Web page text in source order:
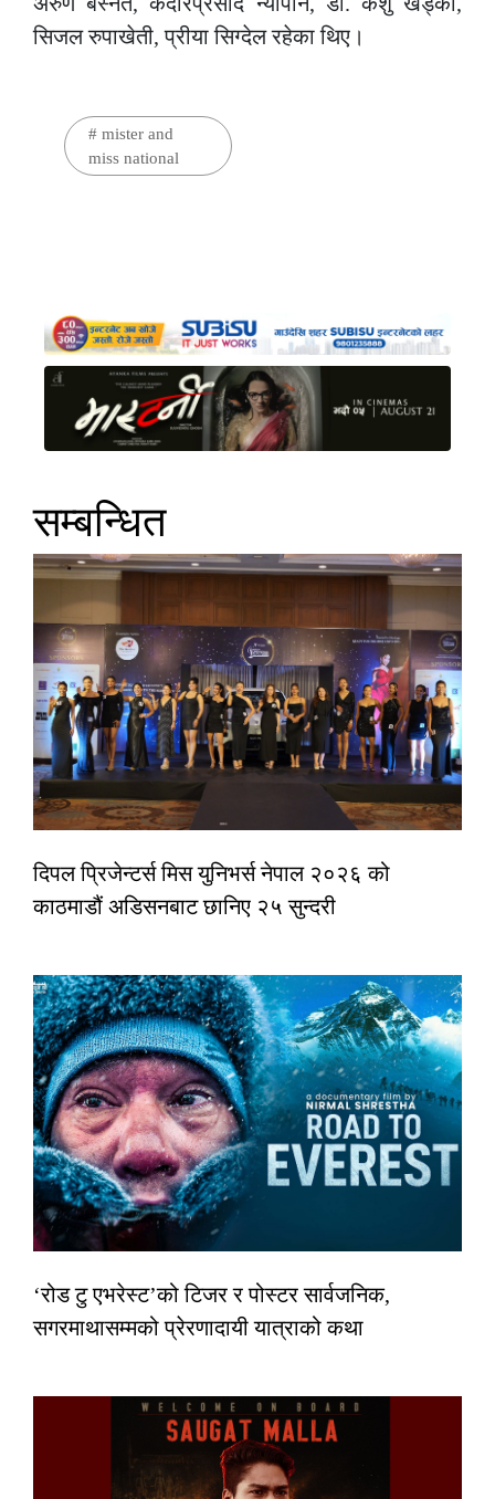
सिजल रुपाखेती, प्रीया सिग्देल रहेका थिए।
# mister and
miss national
सम्बन्धित
दिपल प्रिजेन्टर्स मिस युनिभर्स नेपाल २०२६ को
काठमाडौं अडिसनबाट छानिए २५ सुन्दरी
‘रोड टु एभरेस्ट’को टिजर र पोस्टर सार्वजनिक,
सगरमाथासम्मको प्रेरणादायी यात्राको कथा